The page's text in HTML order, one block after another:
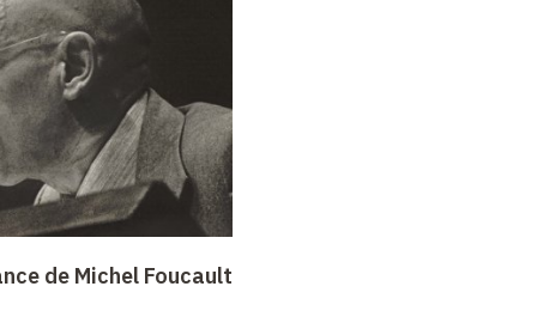
de Michel Foucault